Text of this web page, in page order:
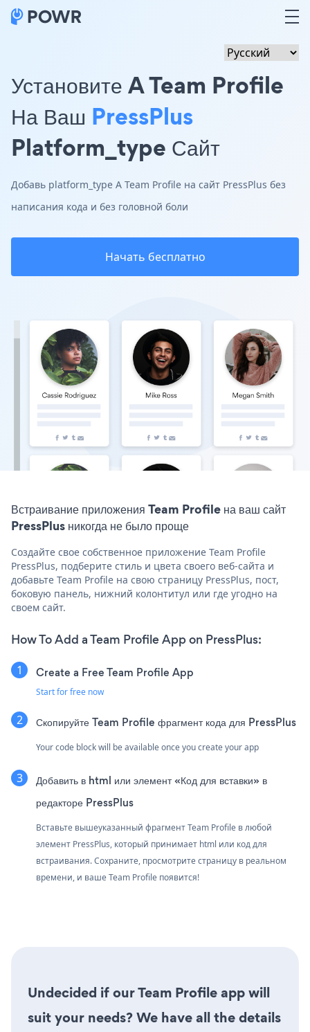
Установите A Team Profile
На Ваш PressPlus
Platform_type Сайт
Добавь platform_type A Team Profile на сайт PressPlus без
написания кода и без головной боли
Начать бесплатно
Встраивание приложения Team Profile на ваш сайт
PressPlus никогда не было проще
Создайте свое собственное приложение Team Profile
PressPlus, подберите стиль и цвета своего веб-сайта и
добавьте Team Profile на свою страницу PressPlus, пост,
боковую панель, нижний колонтитул или где угодно на
своем сайт.
How To Add a Team Profile App on PressPlus:
Create a Free Team Profile App
Start for free now
Скопируйте Team Profile фрагмент кода для PressPlus
Your code block will be available once you create your app
Добавить в html или элемент «Код для вставки» в
редакторе PressPlus
Вставьте вышеуказанный фрагмент Team Profile в любой
элемент PressPlus, который принимает html или код для
встраивания. Сохраните, просмотрите страницу в реальном
времени, и ваше Team Profile появится!
Undecided if our Team Profile app will
suit your needs? We have all the details